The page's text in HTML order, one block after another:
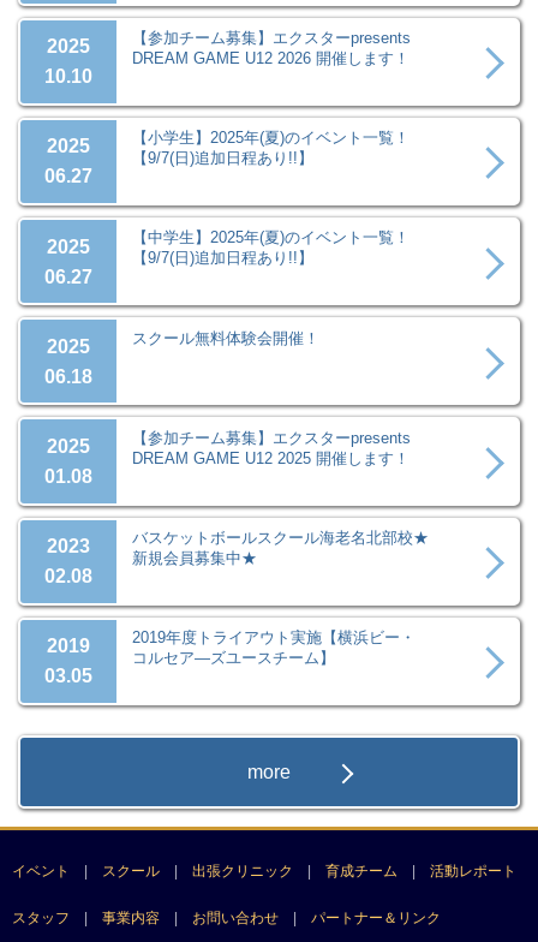
2025
10.10
【参加チーム募集】エクスターpresents
DREAM GAME U12 2026 開催します！
2025
06.27
【小学生】2025年(夏)のイベント一覧！
【9/7(日)追加日程あり!!】
2025
06.27
【中学生】2025年(夏)のイベント一覧！
【9/7(日)追加日程あり!!】
2025
06.18
スクール無料体験会開催！
2025
01.08
【参加チーム募集】エクスターpresents
DREAM GAME U12 2025 開催します！
2023
02.08
バスケットボールスクール海老名北部校★
新規会員募集中★
2019
03.05
2019年度トライアウト実施【横浜ビー・
コルセア―ズユースチーム】
more
イベント スクール 出張クリニック 育成チーム 活動レポート
スタッフ 事業内容 お問い合わせ パートナー＆リンク